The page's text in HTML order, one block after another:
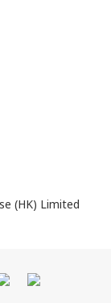
(HK) Limited